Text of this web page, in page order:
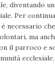
diventando
Per
necessario
ma
il parroco e
ecclesiale.